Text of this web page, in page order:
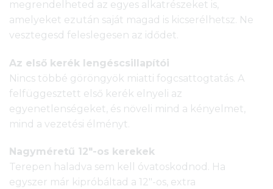
megrendelheted az egyes alkatrészeket is,
amelyeket ezután saját magad is kicserélhetsz. Ne
vesztegesd feleslegesen az idődet.
Az első kerék lengéscsillapítói
Nincs többé göröngyök miatti fogcsattogtatás. A
felfüggesztett első kerék elnyeli az
egyenetlenségeket, és növeli mind a kényelmet,
mind a vezetési élményt.
Nagyméretű 12″-os kerekek
Terepen haladva sem kell óvatoskodnod. Ha
egyszer már kipróbáltad a 12″-os, extra